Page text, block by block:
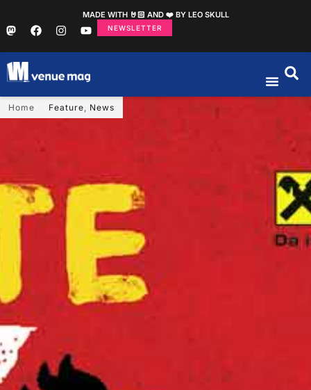
MADE WITH 🤘🏻 AND ❤️ BY LEO SKULL
NEWSLETTER
Home Feature, News